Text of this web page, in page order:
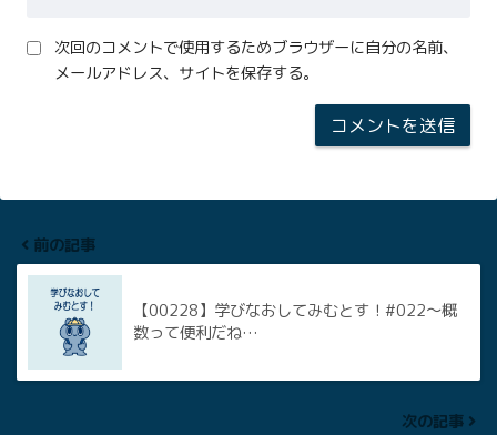
次回のコメントで使用するためブラウザーに自分の名前、
メールアドレス、サイトを保存する。
前の記事
【00228】学びなおしてみむとす！#022〜概
数って便利だね…
次の記事